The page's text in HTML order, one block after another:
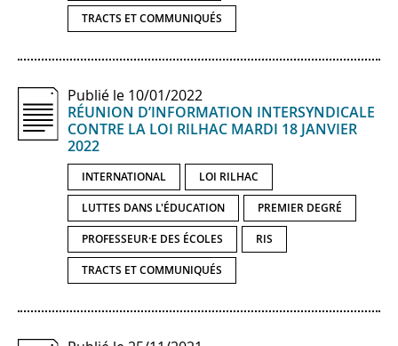
TRACTS ET COMMUNIQUÉS
Publié le 10/01/2022
RÉUNION D’INFORMATION INTERSYNDICALE
CONTRE LA LOI RILHAC MARDI 18 JANVIER
2022
INTERNATIONAL LOI RILHAC
LUTTES DANS L'ÉDUCATION PREMIER DEGRÉ
PROFESSEUR·E DES ÉCOLES RIS
TRACTS ET COMMUNIQUÉS